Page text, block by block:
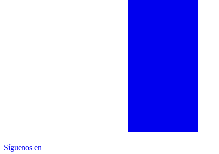
Síguenos en